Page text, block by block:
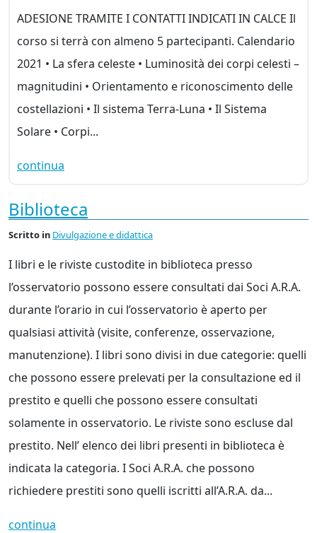
ADESIONE TRAMITE I CONTATTI INDICATI IN CALCE Il
corso si terrà con almeno 5 partecipanti. Calendario
2021 • La sfera celeste • Luminosità dei corpi celesti –
magnitudini • Orientamento e riconoscimento delle
costellazioni • Il sistema Terra-Luna • Il Sistema
Solare • Corpi...
continua
Biblioteca
Scritto in Divulgazione e didattica
I libri e le riviste custodite in biblioteca presso
l’osservatorio possono essere consultati dai Soci A.R.A.
durante l’orario in cui l’osservatorio è aperto per
qualsiasi attività (visite, conferenze, osservazione,
manutenzione). I libri sono divisi in due categorie: quelli
che possono essere prelevati per la consultazione ed il
prestito e quelli che possono essere consultati
solamente in osservatorio. Le riviste sono escluse dal
prestito. Nell’ elenco dei libri presenti in biblioteca è
indicata la categoria. I Soci A.R.A. che possono
richiedere prestiti sono quelli iscritti all’A.R.A. da...
continua